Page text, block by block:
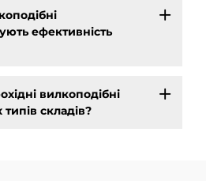
ефективність
вилкоподібні
складів?